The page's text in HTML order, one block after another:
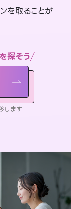
を取ることが
探そう
します